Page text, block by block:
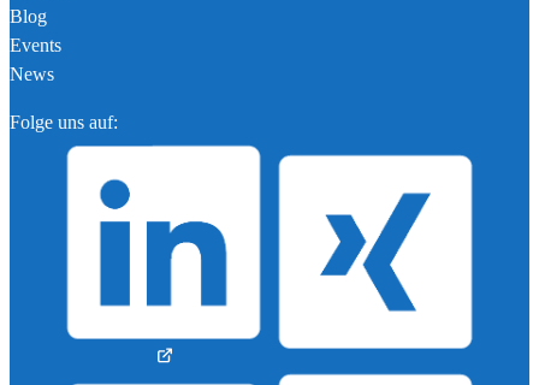
Blog
Events
News
Folge uns auf: